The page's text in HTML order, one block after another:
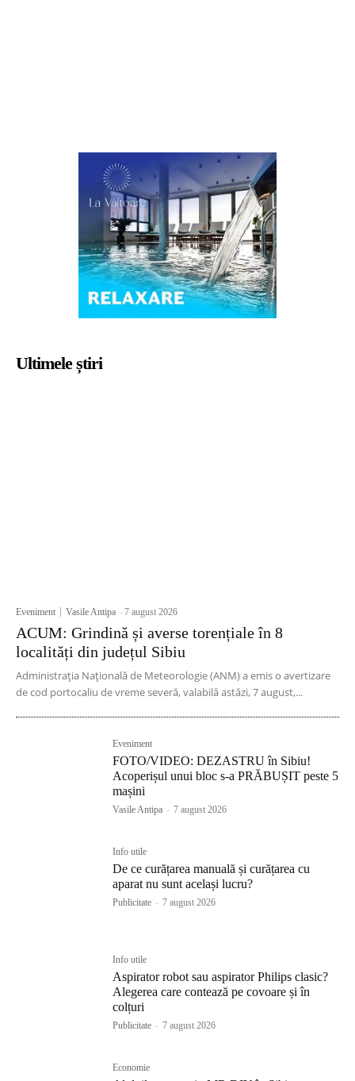
Ultimele știri
Eveniment Vasile Antipa -7 august 2026
ACUM: Grindină și averse torențiale în 8
localități din județul Sibiu
Administrația Națională de Meteorologie (ANM) a emis o avertizare
de cod portocaliu de vreme severă, valabilă astăzi, 7 august,...
Eveniment
FOTO/VIDEO: DEZASTRU în Sibiu!
Acoperișul unui bloc s-a PRĂBUȘIT peste 5
mașini
Vasile Antipa - 7 august 2026
Info utile
De ce curățarea manuală și curățarea cu
aparat nu sunt același lucru?
Publicitate - 7 august 2026
Info utile
Aspirator robot sau aspirator Philips clasic?
Alegerea care contează pe covoare și în
colțuri
Publicitate - 7 august 2026
Economie